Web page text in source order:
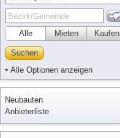
Alle Kaufen
Mieten
Suchen
Alle Optionen anzeigen
Neubauten
Anbieterliste